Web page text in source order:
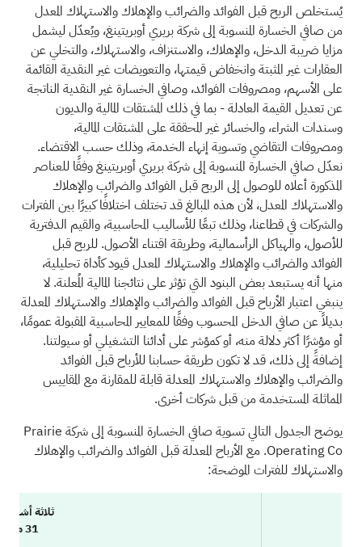
يُستخلص الربح قبل الفوائد والضرائب والإهلاك والاستهلاك المعدل
من صافي الخسارة المنسوبة إلى شركة بريري أوبريتينغ، ويُعدّل ليشمل
مزايا ضريبة الدخل، والإهلاك، والاستنزاف، والاستهلاك، والتخلي عن
العقارات غير المثبتة وانخفاض قيمتها، والتعويضات غير النقدية القائمة
على الأسهم، ومصروفات الفوائد، وصافي الخسارة غير النقدية الناتجة
عن تعديل القيمة العادلة - بما في ذلك المشتقات المالية والديون
وسندات الشراء، والخسائر غير المحققة على المشتقات المالية،
ومصروفات التقاضي وتسوية إنهاء الخدمة، وذلك حسب الاقتضاء.
نعدّل صافي الخسارة المنسوبة إلى شركة بريري أوبريتينغ وفقًا للعناصر
المذكورة أعلاه للوصول إلى الربح قبل الفوائد والضرائب والإهلاك
والاستهلاك المعدل، لأن هذه المبالغ قد تختلف اختلافًا كبيرًا بين الفترات
والشركات في قطاعنا، وذلك تبعًا للأساليب المحاسبية، والقيم الدفترية
للأصول، والهياكل الرأسمالية، وطريقة اقتناء الأصول. للربح قبل
الفوائد والضرائب والإهلاك والاستهلاك المعدل قيود كأداة تحليلية،
منها أنه يستبعد بعض البنود التي تؤثر على نتائجنا المالية المُعلنة. لا
ينبغي اعتبار الأرباح قبل الفوائد والضرائب والإهلاك والاستهلاك المعدلة
بديلاً عن صافي الدخل المحسوب وفقًا للمعايير المحاسبية المقبولة عمومًا،
أو مؤشرًا أكثر دلالة منه، أو كمؤشر على أدائنا التشغيلي أو سيولتنا.
إضافةً إلى ذلك، قد لا تكون طريقة حسابنا للأرباح قبل الفوائد
والضرائب والإهلاك والاستهلاك المعدلة قابلة للمقارنة مع المقاييس
المماثلة المستخدمة من قبل شركات أخرى.
يوضح الجدول التالي تسوية صافي الخسارة المنسوبة إلى شركة Prairie
Operating Co. مع الأرباح المعدلة قبل الفوائد والضرائب والإهلاك
والاستهلاك للفترات الموضحة:
ثلاثة أشهر
31 مارس